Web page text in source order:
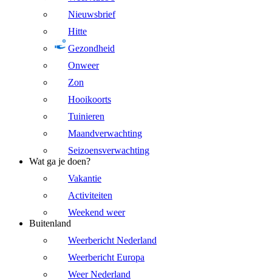
Nieuwsbrief
Hitte
Gezondheid
Onweer
Zon
Hooikoorts
Tuinieren
Maandverwachting
Seizoensverwachting
Wat ga je doen?
Vakantie
Activiteiten
Weekend weer
Buitenland
Weerbericht Nederland
Weerbericht Europa
Weer Nederland